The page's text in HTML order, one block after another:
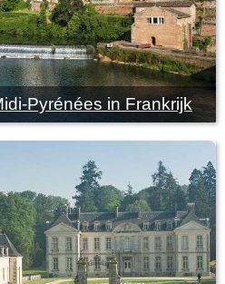
Pyrénées in Frankrijk